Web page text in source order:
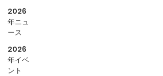
2026
年ニュ
ース
2026
年イベ
ント